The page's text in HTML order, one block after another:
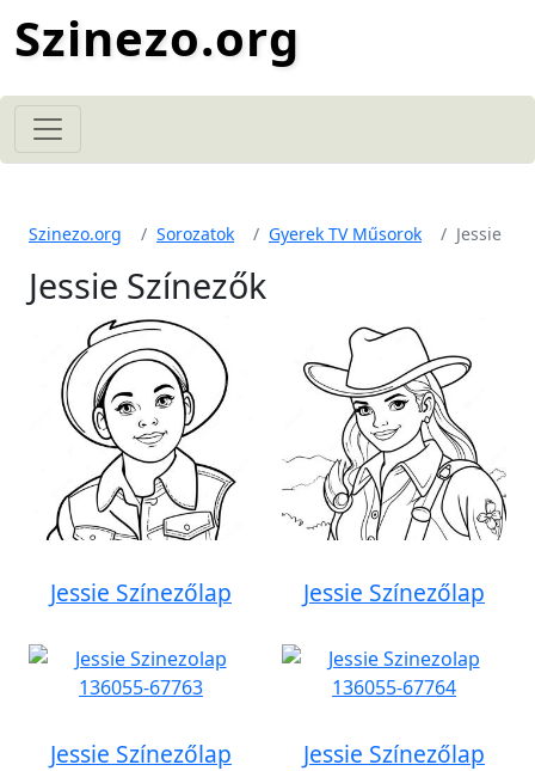
Szinezo.org
Szinezo.org Sorozatok Gyerek TV Műsorok Jessie
Jessie Színezők
Jessie Színezőlap Jessie Színezőlap
Jessie Színezőlap Jessie Színezőlap